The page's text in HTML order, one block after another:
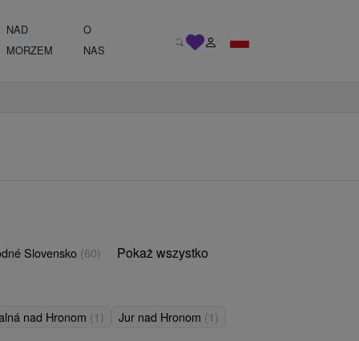
NAD
MORZEM
O
NAS
Slovensko (60) Pokaż wszystko
nad Hronom (1) Jur nad Hronom (1)